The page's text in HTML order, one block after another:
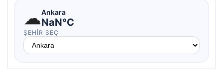
☁Ankara
NaN°C
ŞEHIR SEÇ